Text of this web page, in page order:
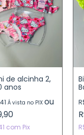
de alcinha 2,
anos
Á vista no PIX ou
com Pix